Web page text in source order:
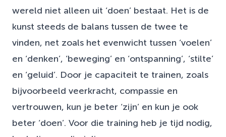
wereld niet alleen uit ‘doen’ bestaat. Het is de
kunst steeds de balans tussen de twee te
vinden, net zoals het evenwicht tussen ‘voelen’
en ‘denken’, ‘beweging’ en ‘ontspanning’, ‘stilte’
en ‘geluid’. Door je capaciteit te trainen, zoals
bijvoorbeeld veerkracht, compassie en
vertrouwen, kun je beter ‘zijn’ en kun je ook
beter ‘doen’. Voor die training heb je tijd nodig,